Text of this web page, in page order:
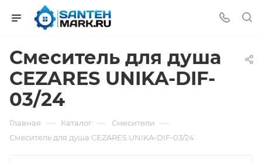
Смеситель для душа
CEZARES UNIKA-DIF-
03/24
Главная — Каталог — Смесители —
Смеситель для душа CEZARES UNIKA-DIF-03/24